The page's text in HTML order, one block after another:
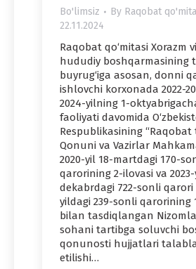
Bo'limsiz By Raqobat
22.11.2024
Raqobat qo‘mitasi Xorazm
hududiy boshqarmasining
buyrug‘iga asosan, donni
ishlovchi korxonada 2022-
2024-yilning 1-
faoliyati davomida
Respublikasining “Raqobat
Qonuni va Vazirlar
2020-yil 18-martdagi 170-
qarorining 2-ilovasi va
dekabrdagi 722-sonli qarori
yildagi 239-sonli qarorining
bilan tasdiqlangan
sohani tartibga soluvchi
qonunosti hujjatlari
etilishi…